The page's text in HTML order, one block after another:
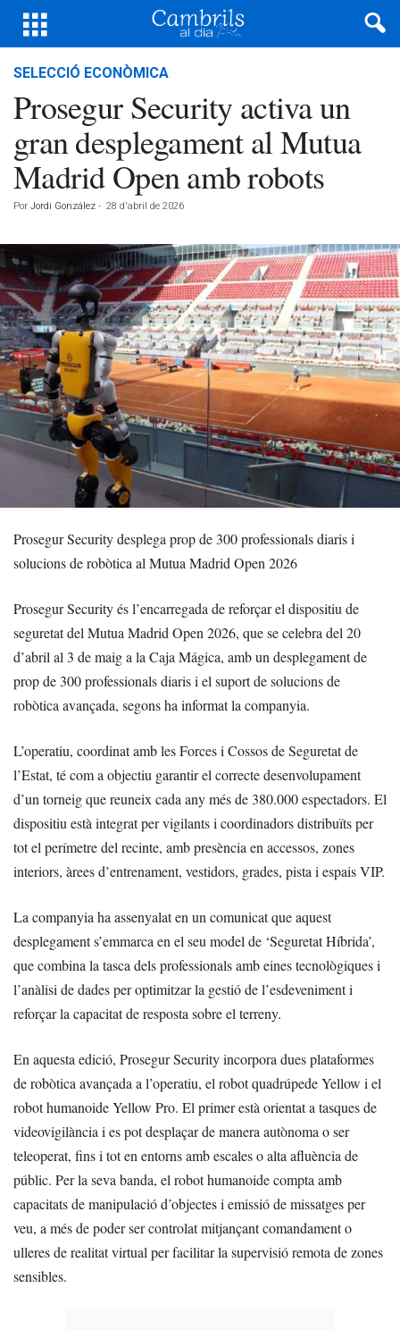
SELECCIÓ ECONÒMICA
Prosegur Security activa un
gran desplegament al Mutua
Madrid Open amb robots
Por Jordi González - 28 d'abril de 2026
Prosegur Security desplega prop de 300 professionals diaris i
solucions de robòtica al Mutua Madrid Open 2026
Prosegur Security és l’encarregada de reforçar el dispositiu de
seguretat del Mutua Madrid Open 2026, que se celebra del 20
d’abril al 3 de maig a la Caja Mágica, amb un desplegament de
prop de 300 professionals diaris i el suport de solucions de
robòtica avançada, segons ha informat la companyia.
L’operatiu, coordinat amb les Forces i Cossos de Seguretat de
l’Estat, té com a objectiu garantir el correcte desenvolupament
d’un torneig que reuneix cada any més de 380.000 espectadors. El
dispositiu està integrat per vigilants i coordinadors distribuïts per
tot el perímetre del recinte, amb presència en accessos, zones
interiors, àrees d’entrenament, vestidors, grades, pista i espais VIP.
La companyia ha assenyalat en un comunicat que aquest
desplegament s’emmarca en el seu model de ‘Seguretat Híbrida’,
que combina la tasca dels professionals amb eines tecnològiques i
l’anàlisi de dades per optimitzar la gestió de l’esdeveniment i
reforçar la capacitat de resposta sobre el terreny.
En aquesta edició, Prosegur Security incorpora dues plataformes
de robòtica avançada a l’operatiu, el robot quadrúpede Yellow i el
robot humanoide Yellow Pro. El primer està orientat a tasques de
videovigilància i es pot desplaçar de manera autònoma o ser
teleoperat, fins i tot en entorns amb escales o alta afluència de
públic. Per la seva banda, el robot humanoide compta amb
capacitats de manipulació d’objectes i emissió de missatges per
veu, a més de poder ser controlat mitjançant comandament o
ulleres de realitat virtual per facilitar la supervisió remota de zones
sensibles.